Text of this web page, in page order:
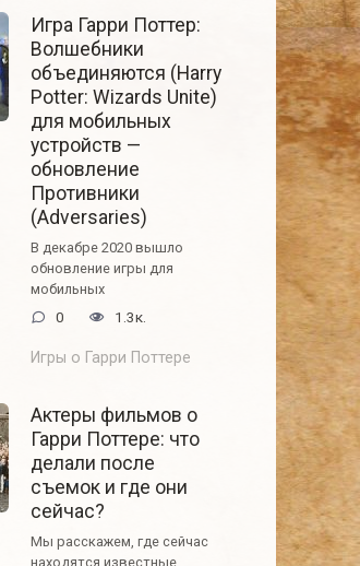
Игра Гарри Поттер:
Волшебники
объединяются (Harry
Potter: Wizards Unite)
для мобильных
устройств —
обновление
Противники
(Adversaries)
В декабре 2020 вышло
обновление игры для
мобильных
0 1.3к.
Игры о Гарри Поттере
Актеры фильмов о
Гарри Поттере: что
делали после
съемок и где они
сейчас?
Мы расскажем, где сейчас
находятся известные